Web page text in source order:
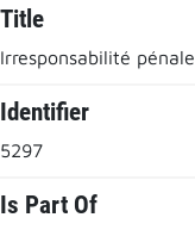
Title
Irresponsabilité pénale
Identifier
5297
Is Part Of